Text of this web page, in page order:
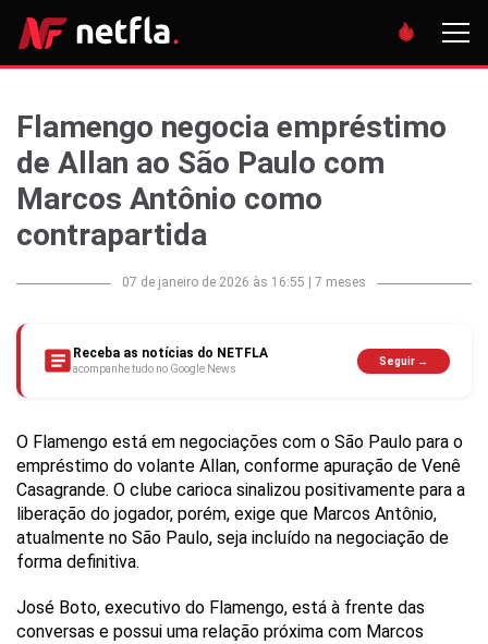
Flamengo negocia empréstimo
de Allan ao São Paulo com
Marcos Antônio como
contrapartida
07 de janeiro de 2026 às 16:55 7 meses
Receba as notícias do NETFLA
acompanhe tudo no Google News
Seguir →
O Flamengo está em negociações com o São Paulo para o
empréstimo do volante Allan, conforme apuração de Venê
Casagrande. O clube carioca sinalizou positivamente para a
liberação do jogador, porém, exige que Marcos Antônio,
atualmente no São Paulo, seja incluído na negociação de
forma definitiva.
José Boto, executivo do Flamengo, está à frente das
conversas e possui uma relação próxima com Marcos